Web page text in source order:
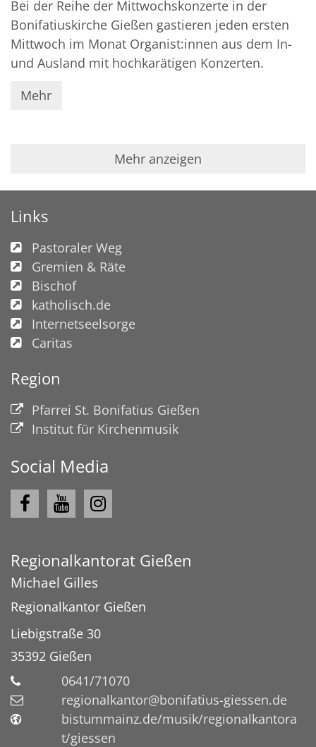
Bei der Reihe der Mittwochskonzerte in der
Bonifatiuskirche Gießen gastieren jeden ersten
Mittwoch im Monat Organist:innen aus dem In-
und Ausland mit hochkarätigen Konzerten.
Mehr
Mehr anzeigen
Links
Pastoraler Weg
Gremien & Räte
Bischof
katholisch.de
Internetseelsorge
Caritas
Region
Pfarrei St. Bonifatius Gießen
Institut für Kirchenmusik
Social Media
Regionalkantorat Gießen
Michael Gilles
Regionalkantor Gießen
Liebigstraße 30
35392 Gießen
0641/71070
regionalkantor@bonifatius-giessen.de
bistummainz.de/musik/regionalkantora
t/giessen